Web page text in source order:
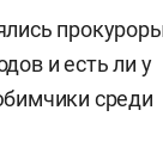
и есть ли у
среди